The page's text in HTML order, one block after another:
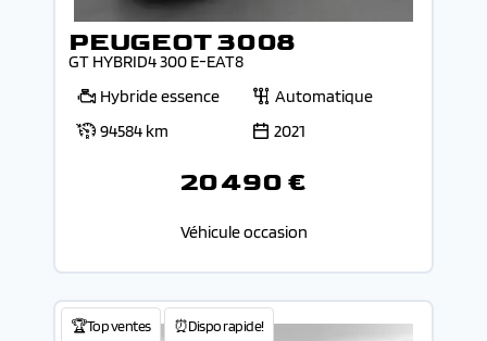
PEUGEOT 3008
GT HYBRID4 300 E-EAT8
Hybride essence
Automatique
94584 km
2021
20 490 €
Véhicule occasion
🏆Top ventes ⏰Dispo rapide!